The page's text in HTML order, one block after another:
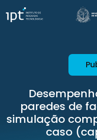
paredes de
simulação
caso